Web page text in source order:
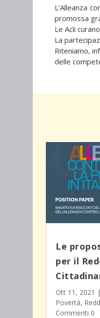
L’Alleanza
promossa
Le Acli
La
Riteniamo,
delle
Le
per il
Ott 11, 2021
Povertà,
Commenti 0